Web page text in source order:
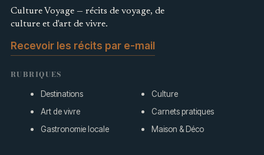
Culture Voyage — récits de voyage, de
culture et d'art de vivre.
Recevoir les récits par e-mail
RUBRIQUES
Destinations
Culture
Art de vivre
Carnets pratiques
Gastronomie locale
Maison & Déco